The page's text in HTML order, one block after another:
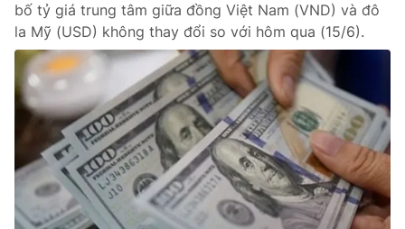
bố tỷ giá trung tâm giữa đồng Việt Nam (VND) và đô
la Mỹ (USD) không thay đổi so với hôm qua (15/6).